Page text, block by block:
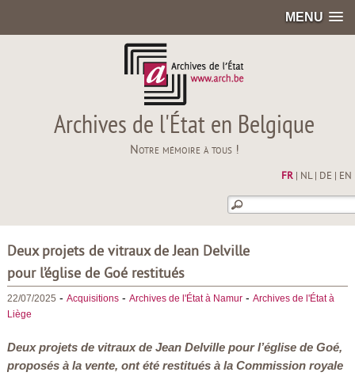
MENU
Archives de l'État en Belgique
Notre mémoire à tous !
FR| NL| DE EN
Deux projets de vitraux de Jean Delville
pour l’église de Goé restitués
22/07/2025 - Acquisitions- Archives de l'État à Namur- Archives de l'État à
Liège
Deux projets de vitraux de Jean Delville pour l’église de Goé,
proposés à la vente, ont été restitués à la Commission royale